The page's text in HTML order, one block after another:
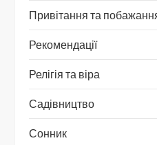
Привітання та
Рекомендації
Релігія та віра
Садівництво
Сонник